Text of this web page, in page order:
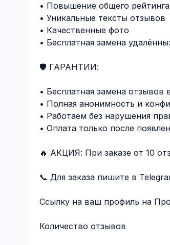
• Повышение общего рейтинга
• Уникальные тексты отзывов
• Качественные фото
• Бесплатная замена
🛡️ ГАРАНТИИ:
• Бесплатная замена отзывов
• Полная анонимность и
• Работаем без нарушения
• Оплата только после
🔥 АКЦИЯ: При заказе от 10
📞 Для заказа пишите в
Ссылку на ваш профиль на
Количество отзывов